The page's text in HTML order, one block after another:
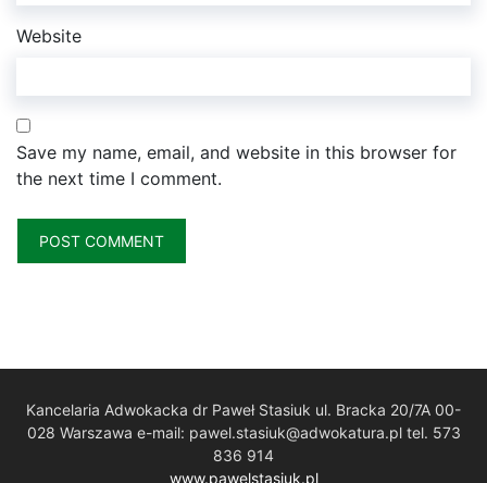
Website
Save my name, email, and website in this browser for
the next time I comment.
Kancelaria Adwokacka dr Paweł Stasiuk ul. Bracka 20/7A 00-
028 Warszawa e-mail: pawel.stasiuk@adwokatura.pl tel. 573
836 914
www.pawelstasiuk.pl